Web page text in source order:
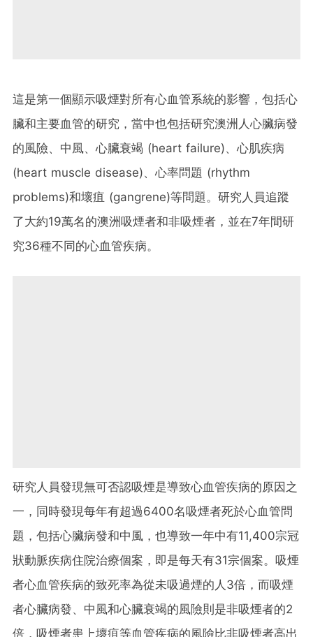
這是第一個顯示吸煙對所有心血管系統的影響，包括心
臟和主要血管的研究，當中也包括研究澳洲人心臟病發
的風險、中風、心臟衰竭 (heart failure)、心肌疾病
(heart muscle disease)、心率問題 (rhythm
problems)和壞疽 (gangrene)等問題。研究人員追蹤
了大約19萬名的澳洲吸煙者和非吸煙者，並在7年間研
究36種不同的心血管疾病。
研究人員發現無可否認吸煙是導致心血管疾病的原因之
一，同時發現每年有超過6400名吸煙者死於心血管問
題，包括心臟病發和中風，也導致一年中有11,400宗冠
狀動脈疾病住院治療個案，即是每天有31宗個案。吸煙
者心血管疾病的致死率為從未吸過煙的人3倍，而吸煙
者心臟病發、中風和心臟衰竭的風險則是非吸煙者的2
倍，吸煙者患上壞疽等血管疾病的風險比非吸煙者高出